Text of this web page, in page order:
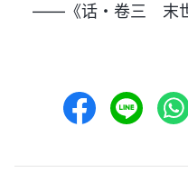
——《话・卷三 末世